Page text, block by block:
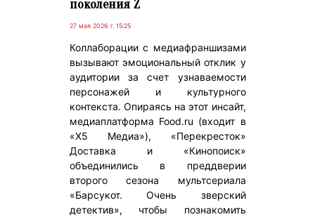
поколения Z
27 мая 2026 г. 15:25
Коллаборации с медиафраншизами
вызывают эмоциональный отклик у
аудитории за счет узнаваемости
персонажей и культурного
контекста. Опираясь на этот инсайт,
медиаплатформа Food.ru (входит в
«X5 Медиа»), «Перекресток»
Доставка и «Кинопоиск»
объединились в преддверии
второго сезона мультсериала
«Барсукот. Очень зверский
детектив», чтобы познакомить